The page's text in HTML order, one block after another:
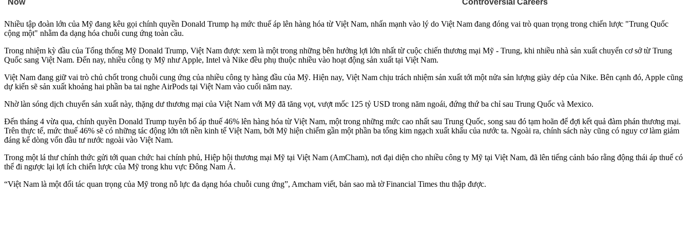
Nhiều tập đoàn lớn của Mỹ đang kêu gọi chính quyền Donald Trump hạ mức thuế áp lên hàng hóa từ Việt Nam, nhấn mạnh vào lý do Việt Nam đang đóng vai trò quan trọng trong chiến lược "Trung Quốc
cộng một" nhằm đa dạng hóa chuỗi cung ứng toàn cầu.
Trong nhiệm kỳ đầu của Tổng thống Mỹ Donald Trump, Việt Nam được xem là một trong những bên hưởng lợi lớn nhất từ cuộc chiến thương mại Mỹ - Trung, khi nhiều nhà sản xuất chuyển cơ sở từ Trung
Quốc sang Việt Nam. Đến nay, nhiều công ty Mỹ như Apple, Intel và Nike đều phụ thuộc nhiều vào hoạt động sản xuất tại Việt Nam.
Việt Nam đang giữ vai trò chủ chốt trong chuỗi cung ứng của nhiều công ty hàng đầu của Mỹ. Hiện nay, Việt Nam chịu trách nhiệm sản xuất tới một nửa sản lượng giày dép của Nike. Bên cạnh đó, Apple cũng
dự kiến sẽ sản xuất khoảng hai phần ba tai nghe AirPods tại Việt Nam vào cuối năm nay.
Nhờ làn sóng dịch chuyển sản xuất này, thặng dư thương mại của Việt Nam với Mỹ đã tăng vọt, vượt mốc 125 tỷ USD trong năm ngoái, đứng thứ ba chỉ sau Trung Quốc và Mexico.
Đến tháng 4 vừa qua, chính quyền Donald Trump tuyên bố áp thuế 46% lên hàng hóa từ Việt Nam, một trong những mức cao nhất sau Trung Quốc, song sau đó tạm hoãn để đợi kết quả đàm phán thương mại.
Trên thực tế, mức thuế 46% sẽ có những tác động lớn tới nền kinh tế Việt Nam, bởi Mỹ hiện chiếm gần một phần ba tổng kim ngạch xuất khẩu của nước ta. Ngoài ra, chính sách này cũng có nguy cơ làm giảm
đáng kể dòng vốn đầu tư nước ngoài vào Việt Nam.
Trong một lá thư chính thức gửi tới quan chức hai chính phủ, Hiệp hội thương mại Mỹ tại Việt Nam (AmCham), nơi đại diện cho nhiều công ty Mỹ tại Việt Nam, đã lên tiếng cảnh báo rằng động thái áp thuế có
thể đi ngược lại lợi ích chiến lược của Mỹ trong khu vực Đông Nam Á.
“Việt Nam là một đối tác quan trọng của Mỹ trong nỗ lực đa dạng hóa chuỗi cung ứng”, Amcham viết, bản sao mà tờ Financial Times thu thập được.